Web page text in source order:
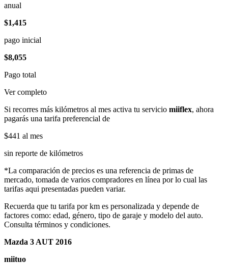
anual
$1,415
pago inicial
$8,055
Pago total
Ver completo
Si recorres más kilómetros al mes activa tu servicio miiflex, ahora
pagarás una tarifa preferencial de
$441 al mes
sin reporte de kilómetros
*La comparación de precios es una referencia de primas de
mercado, tomada de varios compradores en línea por lo cual las
tarifas aqui presentadas pueden variar.
Recuerda que tu tarifa por km es personalizada y depende de
factores como: edad, género, tipo de garaje y modelo del auto.
Consulta términos y condiciones.
Mazda 3 AUT 2016
miituo